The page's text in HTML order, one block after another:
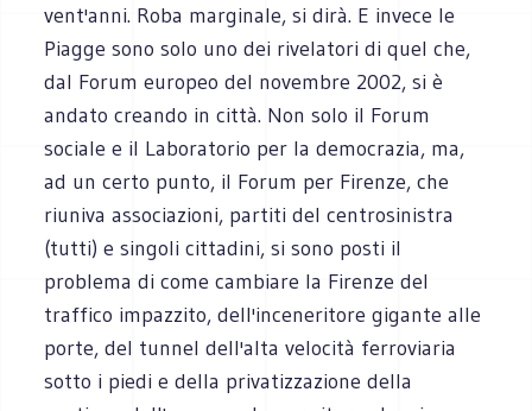
vent'anni. Roba marginale, si dirà. E invece le
Piagge sono solo uno dei rivelatori di quel che,
dal Forum europeo del novembre 2002, si è
andato creando in città. Non solo il Forum
sociale e il Laboratorio per la democrazia, ma,
ad un certo punto, il Forum per Firenze, che
riuniva associazioni, partiti del centrosinistra
(tutti) e singoli cittadini, si sono posti il
problema di come cambiare la Firenze del
traffico impazzito, dell'inceneritore gigante alle
porte, del tunnel dell'alta velocità ferroviaria
sotto i piedi e della privatizzazione della